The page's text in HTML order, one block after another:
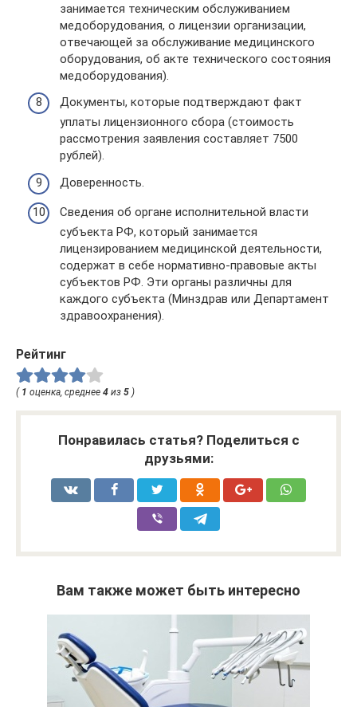
занимается техническим обслуживанием
медоборудования, о лицензии организации,
отвечающей за обслуживание медицинского
оборудования, об акте технического состояния
медоборудования).
Документы, которые подтверждают факт
уплаты лицензионного сбора (стоимость
рассмотрения заявления составляет 7500
рублей).
Доверенность.
Сведения об органе исполнительной власти
субъекта РФ, который занимается
лицензированием медицинской деятельности,
содержат в себе нормативно-правовые акты
субъектов РФ. Эти органы различны для
каждого субъекта (Минздрав или Департамент
здравоохранения).
Рейтинг
( 1 оценка, среднее 4 из 5 )
Понравилась статья? Поделиться с
друзьями:
Вам также может быть интересно